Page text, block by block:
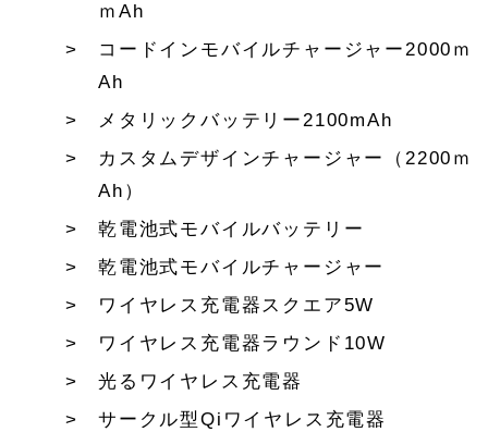
ｍAh
コードインモバイルチャージャー2000ｍ
Ah
メタリックバッテリー2100mAh
カスタムデザインチャージャー（2200ｍ
Ah）
乾電池式モバイルバッテリー
乾電池式モバイルチャージャー
ワイヤレス充電器スクエア5W
ワイヤレス充電器ラウンド10W
光るワイヤレス充電器
サークル型Qiワイヤレス充電器